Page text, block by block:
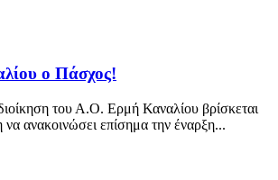
ο Πάσχος!
του Α.Ο. Ερμή Καναλίου βρίσκεται
να ανακοινώσει επίσημα την έναρξη...